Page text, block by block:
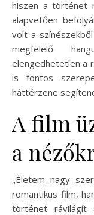
hiszen a történet
alapvetően
volt a
megfelelő
elengedhetetlen a
is fontos
háttérzene
A film
a
„Életem nagy
romantikus film,
történet rávilágít